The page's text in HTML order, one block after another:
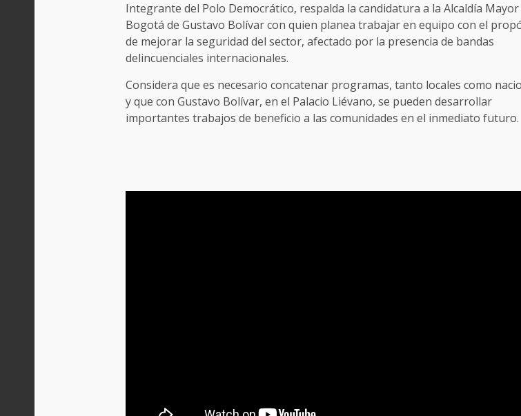
Integrante del Polo Democrático, respalda la candidatura a la Alcaldía Mayor
Bogotá de Gustavo Bolívar con quien planea trabajar en equipo con el
de mejorar la seguridad del sector, afectado por la presencia de bandas
delincuenciales internacionales.
Considera que es necesario concatenar programas, tanto locales como
y que con Gustavo Bolívar, en el Palacio Liévano, se pueden desarrollar
importantes trabajos de beneficio a las comunidades en el inmediato futuro.